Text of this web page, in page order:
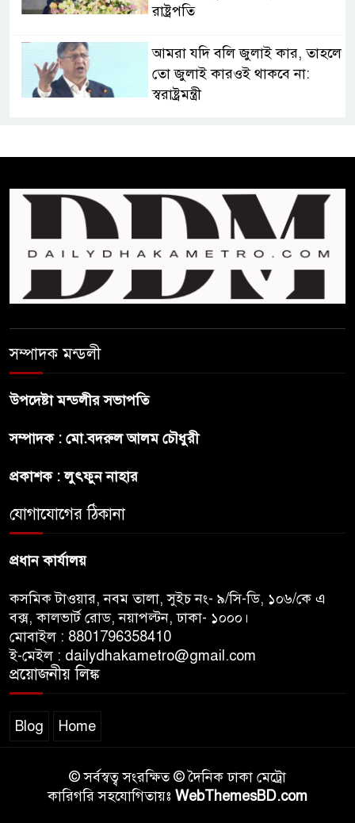
রাষ্ট্রপতি
আমরা যদি বলি জুলাই কার, তাহলে
তো জুলাই কারওই থাকবে না:
স্বরাষ্ট্রমন্ত্রী
শেখ হাসিনার বক্তব্য প্রচার করলেই
ব্যবস্থা নিবে সরকার : প্রধানমন্ত্রীর
উপদেষ্টা
বাংলাদেশে বিনিয়োগ ও দক্ষ শ্রমিক
গ্যাসের দাম বাড়লো ৭০ টাকা, সন্ধ্যা
থেকে কার্যকর
ওপর হামলার অভিযোগ
সম্পাদক মন্ডলী
উপদেষ্টা মন্ডলীর সভাপতি
সম্পাদক : মো.বদরুল আলম চৌধুরী
প্রকাশক : লুৎফুন নাহার
যোগাযোগের ঠিকানা
প্রধান কার্যালয়
কসমিক টাওয়ার, নবম তালা, সুইচ নং- ৯/সি-ডি, ১০৬/কে এ
বক্স, কালভার্ট রোড, নয়াপল্টন, ঢাকা- ১০০০।
মোবাইল : 8801796358410
ই-মেইল : dailydhakametro@gmail.com
প্রয়োজনীয় লিঙ্ক
Blog Home
© সর্বস্বত্ব সংরক্ষিত © দৈনিক ঢাকা মেট্রো
কারিগরি সহযোগিতায়ঃ WebThemesBD.com